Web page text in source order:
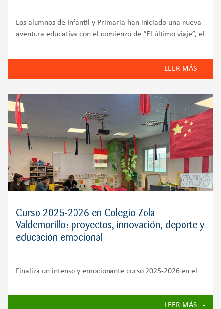
Los alumnos de Infantil y Primaria han iniciado una nueva
aventura educativa con el comienzo de “El último viaje”, el
Metodología Aprender Helix. Para dar el pistoletazo de
LEER MÁS
Curso 2025-2026 en Colegio Zola
Valdemorillo: proyectos, innovación, deporte y
educación emocional
Finaliza un intenso y emocionante curso 2025-2026 en el
iniciativas solidarias y actividades que han reforzado el
compromiso del Colegio Zola Valdemorillo con unaLEER MÁS